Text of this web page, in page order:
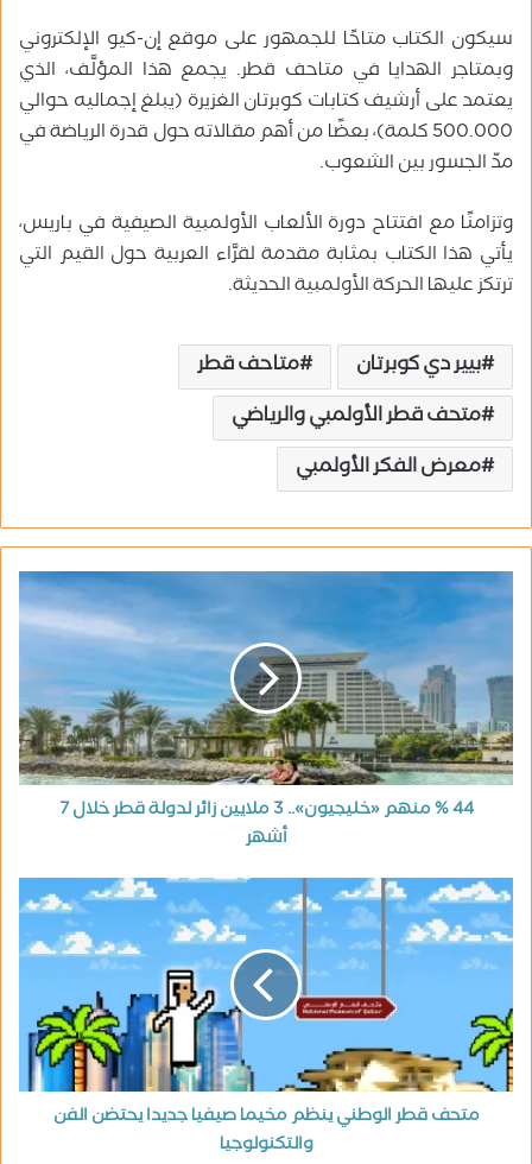
سيكون الكتاب متاحًا للجمهور على موقع إن-كيو الإلكتروني
وبمتاجر الهدايا في متاحف قطر. يجمع هذا المؤلَّف، الذي
يعتمد على أرشيف كتابات كوبرتان الغزيرة (يبلغ إجماليه حوالي
500.000 كلمة)، بعضًا من أهم مقالاته حول قدرة الرياضة في
مدّ الجسور بين الشعوب.
وتزامنًا مع افتتاح دورة الألعاب الأولمبية الصيفية في باريس،
يأتي هذا الكتاب بمثابة مقدمة لقرَّاء العربية حول القيم التي
ترتكز عليها الحركة الأولمبية الحديثة.
بيير دي كوبرتان
متاحف قطر
متحف قطر الأولمبي والرياضي
معرض الفكر الأولمبي
44 % منهم «خليجيون».. 3 ملايين زائر لدولة قطر خلال 7
أشهر
متحف قطر الوطني ينظم مخيما صيفيا جديدا يحتضن الفن
والتكنولوجيا